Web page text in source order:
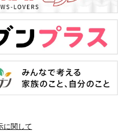
に関して